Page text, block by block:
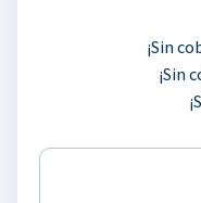
¡Sin
¡Sin